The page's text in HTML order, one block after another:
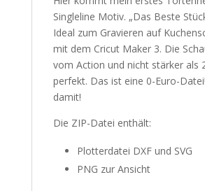
Singleline Motiv. „Das Beste
Ideal zum Gravieren auf
mit dem Cricut Maker 3. Die
vom Action und nicht stärker als
perfekt. Das ist eine 0-Euro-
damit!
Die ZIP-Datei enthält:
Plotterdatei DXF und SVG
PNG zur Ansicht